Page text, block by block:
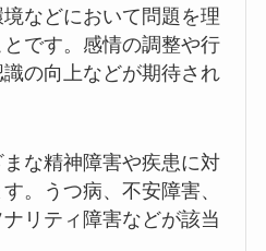
などにおいて問題を理
です。感情の調整や行
の向上などが期待され
な精神障害や疾患に対
。うつ病、不安障害、
リティ障害などが該当